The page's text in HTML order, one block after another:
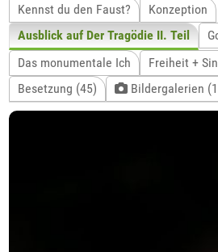
Kennst du den Faust?
Konzeption
Ausblick auf Der Tragödie II. Teil
Das monumentale Ich
Freiheit +
Besetzung (45)
Bildergalerien